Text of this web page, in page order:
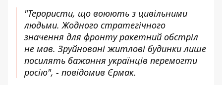
"Терористи, що воюють з цивільними
людьми. Жодного стратегічного
значення для фронту ракетний обстріл
не мав. Зруйновані житлові будинки лише
посилять бажання українців перемогти
росію", - повідомив Єрмак.